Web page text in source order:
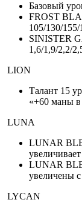
Базовый
FROST
105/130/
SINISTER
1,6/1,9/2,2/
LION
Талант 15
«+60 маны в
LUNA
LUNAR
LUNAR
увеличены
LYCAN